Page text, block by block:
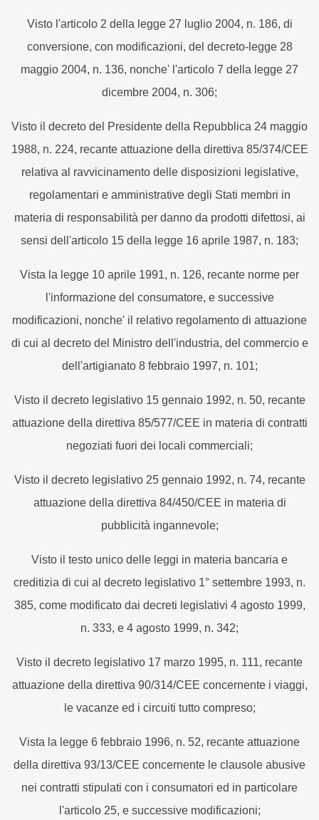
Visto l'articolo 2 della legge 27 luglio 2004, n. 186, di
conversione, con modificazioni, del decreto-legge 28
maggio 2004, n. 136, nonche' l'articolo 7 della legge 27
dicembre 2004, n. 306;
Visto il decreto del Presidente della Repubblica 24 maggio
1988, n. 224, recante attuazione della direttiva 85/374/CEE
relativa al ravvicinamento delle disposizioni legislative,
regolamentari e amministrative degli Stati membri in
materia di responsabilità per danno da prodotti difettosi, ai
sensi dell'articolo 15 della legge 16 aprile 1987, n. 183;
Vista la legge 10 aprile 1991, n. 126, recante norme per
l'informazione del consumatore, e successive
modificazioni, nonche' il relativo regolamento di attuazione
di cui al decreto del Ministro dell'industria, del commercio e
dell'artigianato 8 febbraio 1997, n. 101;
Visto il decreto legislativo 15 gennaio 1992, n. 50, recante
attuazione della direttiva 85/577/CEE in materia di contratti
negoziati fuori dei locali commerciali;
Visto il decreto legislativo 25 gennaio 1992, n. 74, recante
attuazione della direttiva 84/450/CEE in materia di
pubblicità ingannevole;
Visto il testo unico delle leggi in materia bancaria e
creditizia di cui al decreto legislativo 1° settembre 1993, n.
385, come modificato dai decreti legislativi 4 agosto 1999,
n. 333, e 4 agosto 1999, n. 342;
Visto il decreto legislativo 17 marzo 1995, n. 111, recante
attuazione della direttiva 90/314/CEE concernente i viaggi,
le vacanze ed i circuiti tutto compreso;
Vista la legge 6 febbraio 1996, n. 52, recante attuazione
della direttiva 93/13/CEE concernente le clausole abusive
nei contratti stipulati con i consumatori ed in particolare
l'articolo 25, e successive modificazioni;